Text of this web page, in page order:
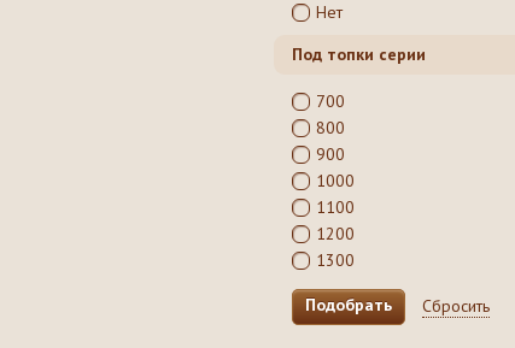
Нет
Под топки серии
700
800
900
1000
1100
1200
1300
Сбросить